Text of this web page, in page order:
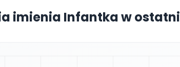
imienia Infantka w